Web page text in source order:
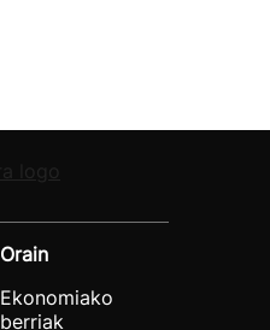
Orain
Ekonomiako
berriak